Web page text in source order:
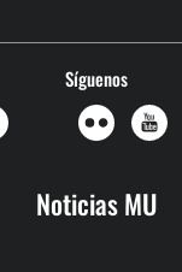
Síguenos
Noticias MU